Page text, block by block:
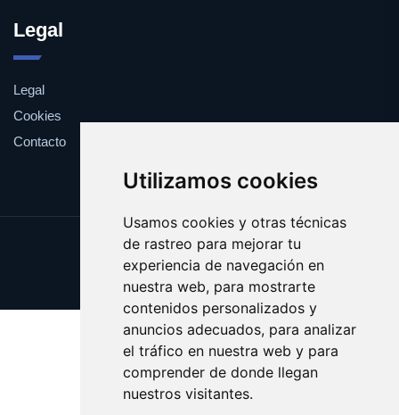
Utilizamos cookies
Usamos cookies y otras técnicas
de rastreo para mejorar tu
experiencia de navegación en
nuestra web, para mostrarte
contenidos personalizados y
anuncios adecuados, para analizar
el tráfico en nuestra web y para
comprender de donde llegan
nuestros visitantes.
Legal
Legal
Cookies
Contacto
Update cookies preferences
Copyright © 2025 yema.es